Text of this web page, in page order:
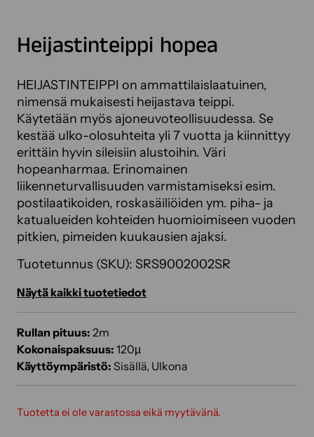
Heijastinteippi hopea
HEIJASTINTEIPPI on ammattilaislaatuinen,
nimensä mukaisesti heijastava teippi.
Käytetään myös ajoneuvoteollisuudessa. Se
kestää ulko-olosuhteita yli 7 vuotta ja kiinnittyy
erittäin hyvin sileisiin alustoihin. Väri
hopeanharmaa. Erinomainen
liikenneturvallisuuden varmistamiseksi esim.
postilaatikoiden, roskasäiliöiden ym. piha- ja
katualueiden kohteiden huomioimiseen vuoden
pitkien, pimeiden kuukausien ajaksi.
Tuotetunnus (SKU): SRS9002002SR
Näytä kaikki tuotetiedot
Rullan pituus: 2m
Kokonaispaksuus: 120µ
Käyttöympäristö: Sisällä, Ulkona
Tuotetta ei ole varastossa eikä myytävänä.